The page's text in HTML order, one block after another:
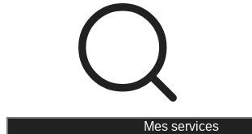
Mes services